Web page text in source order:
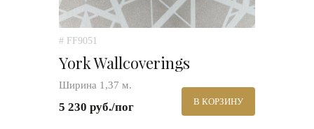
# FF9051
York Wallcoverings
Ширина 1,37 м.
5 230 руб./пог В КОРЗИНУ